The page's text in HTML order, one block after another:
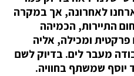
לאחרונה, אך במקרה
התיירות, הכמיהה
פרקטית ומכילה, אליה
מעבר לים. בדיוק לשם
יוסף שמשתף בחוויה.